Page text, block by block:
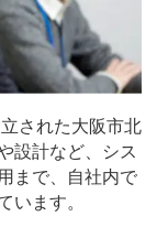
された大阪市北
設計など、シス
まで、自社内で
います。